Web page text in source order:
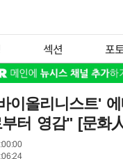
섹션 포
이올리니스트'
터 영감" [문화